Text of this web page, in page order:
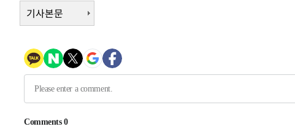
-14342초 전 >
례 큰 폭발음
-13057초 전 >[속보]美, 폴리실리콘 수입 규제…파생제품 15% 관세, 120일 후
-8908초 전 > [속보] 뉴욕증시, 일제 하락 마감…나스닥 0.06%↓
-30106초 전 >[속보]'채상병 순직 책임' 임성근, 항소심도 징역 3년
-29972초 전 > [속보]종합특검, '관저이전 봐주기 감사' 유병호 구속기소
기사본문